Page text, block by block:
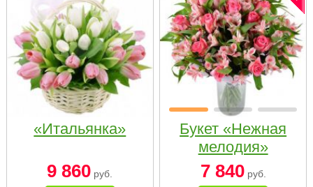
«Итальянка»
9 860 руб.
Букет «Нежная
мелодия»
7 840руб.